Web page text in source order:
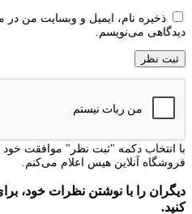
ذخیره نام، ایمیل و وبسایت من در
دیدگاهی می‌نویسم.
با انتخاب دکمه "ثبت نظر" موافقت خود
فروشگاه آنلاین هیس اعلام می‌کنم.
دیگران را با نوشتن نظرات خود،
کنید.